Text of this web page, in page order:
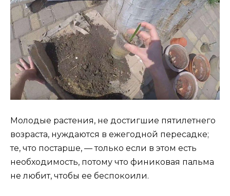
Молодые растения, не достигшие пятилетнего
возраста, нуждаются в ежегодной пересадке;
те, что постарше, — только если в этом есть
необходимость, потому что финиковая пальма
не любит, чтобы ее беспокоили.